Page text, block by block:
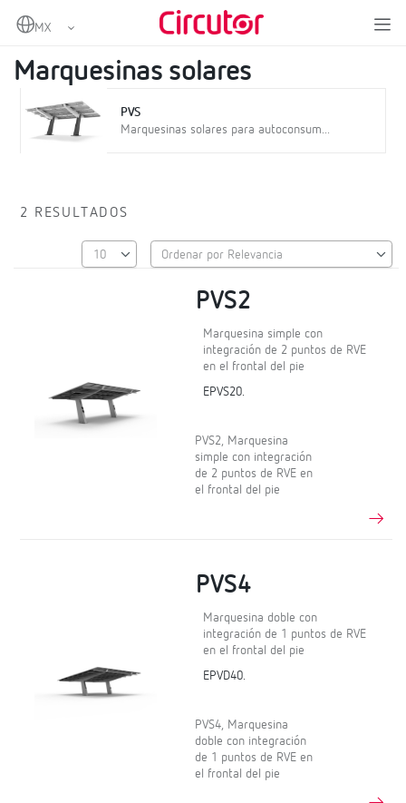
Home Energías renovables Marquesinas solares
Marquesinas solares
PVS
Marquesinas solares para autoconsum...
2 RESULTADOS
PVS2
Marquesina simple con
integración de 2 puntos de RVE
en el frontal del pie
EPVS20.
PVS2, Marquesina
simple con integración
de 2 puntos de RVE en
el frontal del pie
PVS4
Marquesina doble con
integración de 1 puntos de RVE
en el frontal del pie
EPVD40.
PVS4, Marquesina
doble con integración
de 1 puntos de RVE en
el frontal del pie